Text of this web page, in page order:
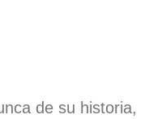
de su historia,